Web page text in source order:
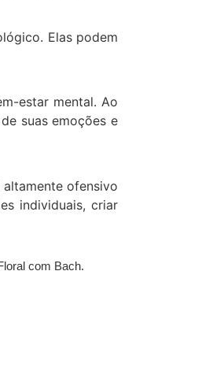
Elas podem
estar mental. Ao
suas emoções e
ofensivo
individuais, criar
com Bach.